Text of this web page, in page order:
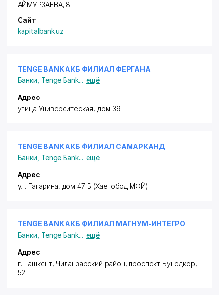
АЙМУРЗАЕВА, 8
Сайт
kapitalbank.uz
TENGE BANK АКБ ФИЛИАЛ ФЕРГАНА
Банки Tenge Bank... ещё
Адрес
улица Университеская, дом 39
TENGE BANK АКБ ФИЛИАЛ САМАРКАНД
Банки Tenge Bank... ещё
Адрес
ул. Гагарина, дом 47 Б (Хаетобод МФЙ)
TENGE BANK АКБ ФИЛИАЛ МАГНУМ-ИНТЕГРО
Банки Tenge Bank... ещё
Адрес
г. Ташкент, Чиланзарский район, проспект Бунёдкор,
52